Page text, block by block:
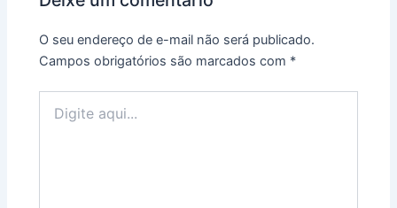
O seu endereço de e-mail não será publicado.
Campos obrigatórios são marcados com *
aqui...